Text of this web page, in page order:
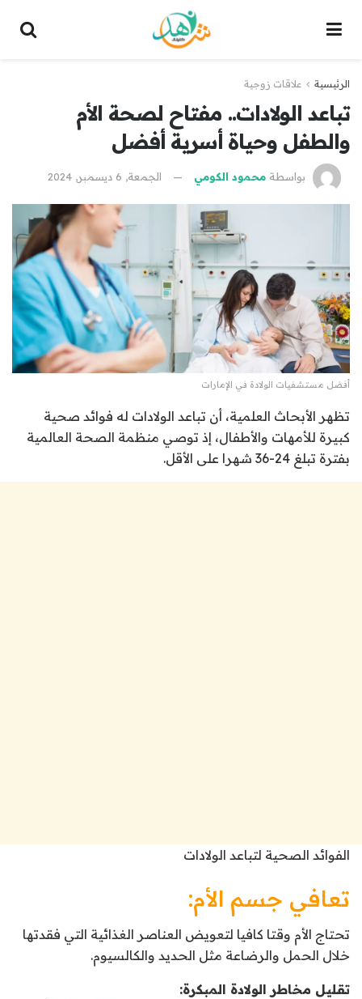
الرئيسية علاقات زوجية
تباعد الولادات.. مفتاح لصحة الأم
والطفل وحياة أسرية أفضل
بواسطة محمود الكومي الجمعة, 6 ديسمبر, 2024
أفضل مستشفيات الولادة في الإمارات
تظهر الأبحاث العلمية، أن تباعد الولادات له فوائد صحية
كبيرة للأمهات والأطفال، إذ توصي منظمة الصحة العالمية
بفترة تبلغ 24-36 شهرا على الأقل.
الفوائد الصحية لتباعد الولادات
تعافي جسم الأم:
تحتاج الأم وقتا كافيا لتعويض العناصر الغذائية التي فقدتها
خلال الحمل والرضاعة مثل الحديد والكالسيوم.
تقليل مخاطر الولادة المبكرة: